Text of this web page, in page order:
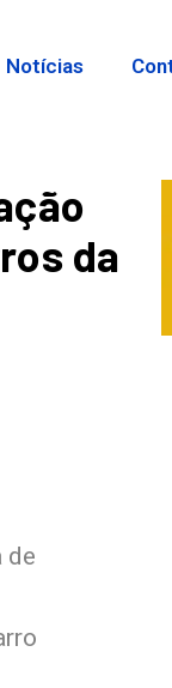
Notícias
da
de